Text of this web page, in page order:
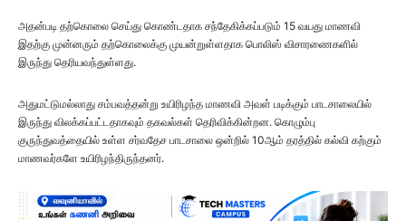
அதன்படி தற்கொலை செய்து கொண்டதாக சந்தேகிக்கப்படும் 15 வயது மாணவி
இதற்கு முன்னரும் தற்கொலைக்கு முயன்றுள்ளதாக பொலிஸ் விசாரணைகளில்
இருந்து தெரியவந்துள்ளது.
அதுமட்டுமல்லாது சம்பவத்தன்று உயிரிழந்த மாணவி அவள் படிக்கும் பாடசாலையில்
இருந்து விலக்கப்பட்டதாகவும் தகவல்கள் தெரிவிக்கின்றன. கொழும்பு
குருந்துவத்தையில் உள்ள சர்வதேச பாடசாலை ஒன்றில் 10ஆம் தரத்தில் கல்வி கற்கும்
மாணவர்களே உயிரிழந்திருந்தனர்.